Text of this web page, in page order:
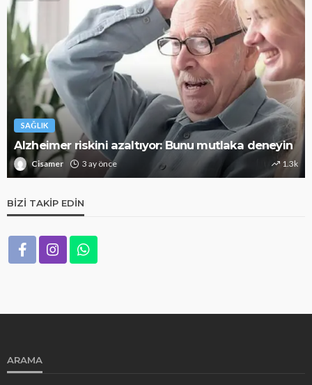
SAĞLIK
Alzheimer riskini azaltıyor: Bunu mutlaka deneyin
Cisamer 3 ay önce 1.3k
BIZI TAKIP EDIN
ARAMA